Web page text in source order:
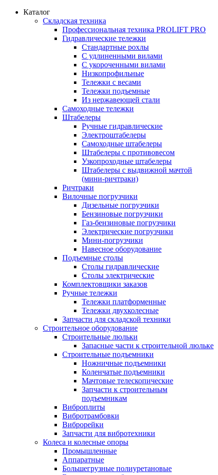
Каталог
Складская техника
Профессиональная техника PROLIFT PRO
Гидравлические тележки
Стандартные рохлы
С удлиненными вилами
С укороченными вилами
Низкопрофильные
Тележки с весами
Тележки подъемные
Из нержавеющей стали
Самоходные тележки
Штабелеры
Ручные гидравлические
Электроштабелеры
Самоходные штабелеры
Штабелеры с противовесом
Узкопроходные штабелеры
Штабелеры с выдвижной мачтой
(мини-ричтраки)
Ричтраки
Вилочные погрузчики
Дизельные погрузчики
Бензиновые погрузчики
Газ-бензиновые погрузчики
Электрические погрузчики
Мини-погрузчики
Навесное оборудование
Подъемные столы
Столы гидравлические
Столы электрические
Комплектовщики заказов
Ручные тележки
Тележки платформенные
Тележки двухколесные
Запчасти для складской техники
Строительное оборудование
Строительные люльки
Запасные части к строительной люльке
Строительные подъемники
Ножничные подъемники
Коленчатые подъемники
Мачтовые телескопические
Запчасти к строительным
подъемникам
Виброплиты
Вибротрамбовки
Виброрейки
Запчасти для вибротехники
Колеса и колесные опоры
Промышленные
Аппаратные
Большегрузные полиуретановые